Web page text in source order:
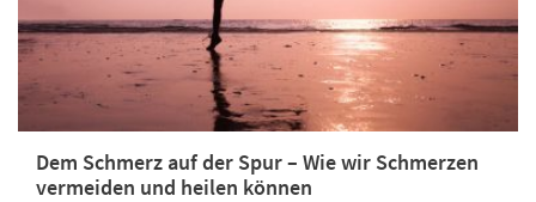
Dem Schmerz auf der Spur – Wie wir Schmerzen
vermeiden und heilen können